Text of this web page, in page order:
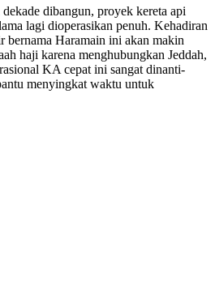
dibangun, proyek kereta api
lagi dioperasikan penuh. Kehadiran
bernama Haramain ini akan makin
haji karena menghubungkan Jeddah,
KA cepat ini sangat dinanti-
menyingkat waktu untuk